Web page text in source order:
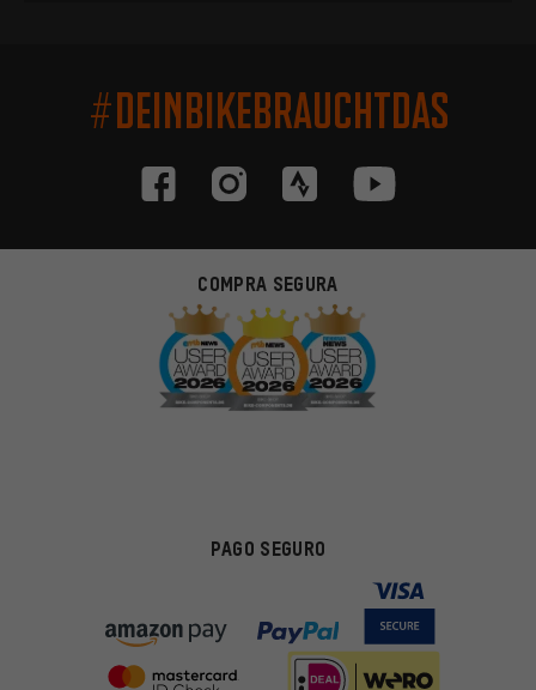
#DEINBIKEBRAUCHTDAS
COMPRA SEGURA
PAGO SEGURO